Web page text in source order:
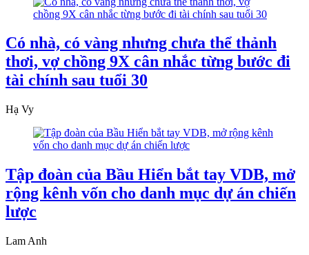
Có nhà, có vàng nhưng chưa thể thảnh
thơi, vợ chồng 9X cân nhắc từng bước đi
tài chính sau tuổi 30
Hạ Vy
Tập đoàn của Bầu Hiển bắt tay VDB, mở
rộng kênh vốn cho danh mục dự án chiến
lược
Lam Anh